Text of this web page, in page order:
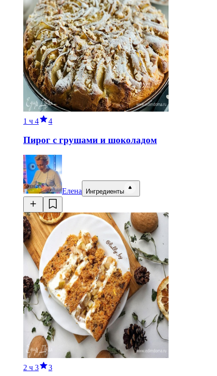
1 ч 4 4
Пирог с грушами и шоколадом
Елена Ингредиенты
2 ч 3 3